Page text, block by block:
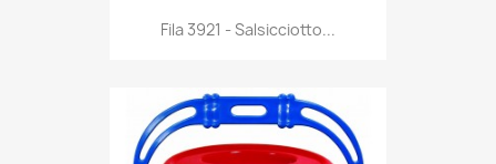
Anteprima
Fila 3921 - Salsicciotto...